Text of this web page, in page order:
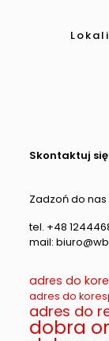
Skontaktuj
Zadzoń do
tel. +48
mail:
adres do
adres do
adres do
dobra